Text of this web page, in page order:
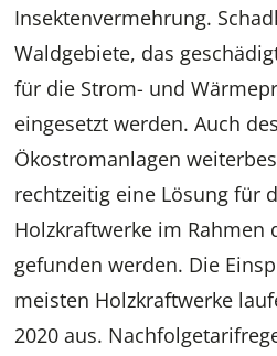
Insektenvermehrung.
Waldgebiete, das
für die Strom- und
eingesetzt werden. Auch
Ökostromanlagen
rechtzeitig eine Lösung für
Holzkraftwerke im Rahmen
gefunden werden. Die
meisten Holzkraftwerke
2020 aus.